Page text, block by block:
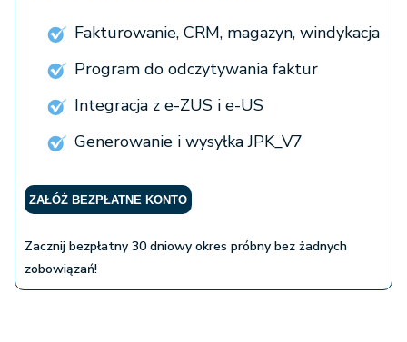
Fakturowanie, CRM, magazyn, windykacja
Program do odczytywania faktur
Integracja z e-ZUS i e-US
Generowanie i wysyłka JPK_V7
ZAŁÓŻ BEZPŁATNE KONTO
Zacznij bezpłatny 30 dniowy okres próbny bez żadnych
zobowiązań!